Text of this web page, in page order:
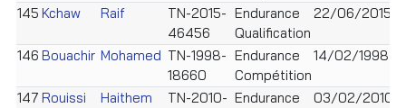
145 Kchaw Raif
TN-2015-
46456
Endurance
Qualification
22/06/2015
146 Bouachir Mohamed TN-1998-
18660
Endurance
Compétition
14/02/1998
147 Rouissi Haithem
TN-2010- Endurance
03/02/2010